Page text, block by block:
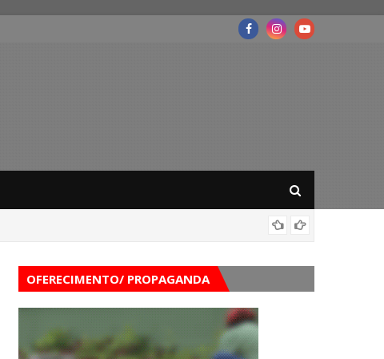
OFERECIMENTO/ PROPAGANDA